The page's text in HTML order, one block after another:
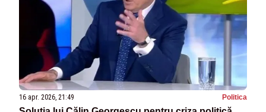
16 apr. 2026, 21:49 Politica